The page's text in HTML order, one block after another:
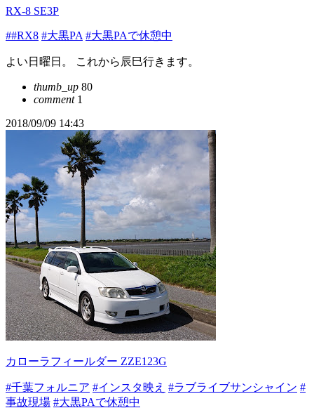
RX-8 SE3P
##RX8 #大黒PA #大黒PAで休憩中
よい日曜日。 これから辰巳行きます。
thumb_up 80
comment1
2018/09/09 14:43
カローラフィールダー ZZE123G
#千葉フォルニア #インスタ映え #ラブライブサンシャイン #
事故現場 #大黒PAで休憩中